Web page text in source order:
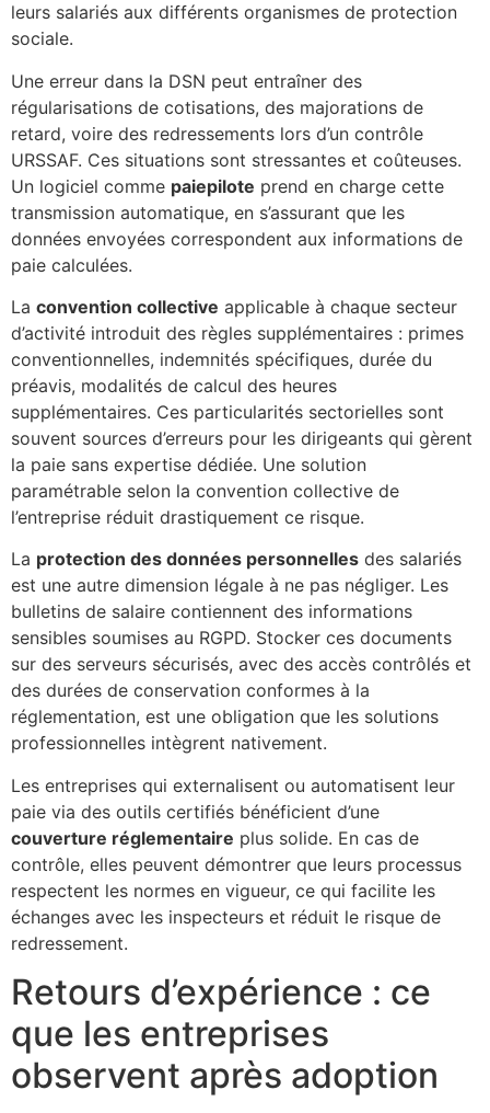
leurs salariés aux différents organismes de protection
sociale.
Une erreur dans la DSN peut entraîner des
régularisations de cotisations, des majorations de
retard, voire des redressements lors d’un contrôle
URSSAF. Ces situations sont stressantes et coûteuses.
Un logiciel comme paiepilote prend en charge cette
transmission automatique, en s’assurant que les
données envoyées correspondent aux informations de
paie calculées.
La convention collective applicable à chaque secteur
d’activité introduit des règles supplémentaires : primes
conventionnelles, indemnités spécifiques, durée du
préavis, modalités de calcul des heures
supplémentaires. Ces particularités sectorielles sont
souvent sources d’erreurs pour les dirigeants qui gèrent
la paie sans expertise dédiée. Une solution
paramétrable selon la convention collective de
l’entreprise réduit drastiquement ce risque.
La protection des données personnelles des salariés
est une autre dimension légale à ne pas négliger. Les
bulletins de salaire contiennent des informations
sensibles soumises au RGPD. Stocker ces documents
sur des serveurs sécurisés, avec des accès contrôlés et
des durées de conservation conformes à la
réglementation, est une obligation que les solutions
professionnelles intègrent nativement.
Les entreprises qui externalisent ou automatisent leur
paie via des outils certifiés bénéficient d’une
couverture réglementaire plus solide. En cas de
contrôle, elles peuvent démontrer que leurs processus
respectent les normes en vigueur, ce qui facilite les
échanges avec les inspecteurs et réduit le risque de
redressement.
Retours d’expérience : ce
que les entreprises
observent après adoption